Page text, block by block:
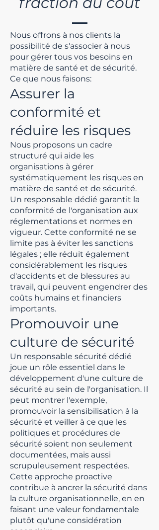
Nous offrons à nos clients la
possibilité de s'associer à nous
pour gérer tous vos besoins en
matière de santé et de sécurité.
Ce que nous faisons:
Assurer la
conformité et
réduire les risques
Nous proposons un cadre
structuré qui aide les
organisations à gérer
systématiquement les risques en
matière de santé et de sécurité.
Un responsable dédié garantit la
conformité de l'organisation aux
réglementations et normes en
vigueur. Cette conformité ne se
limite pas à éviter les sanctions
légales ; elle réduit également
considérablement les risques
d'accidents et de blessures au
travail, qui peuvent engendrer des
coûts humains et financiers
importants.
Promouvoir une
culture de sécurité
Un responsable sécurité dédié
joue un rôle essentiel dans le
développement d'une culture de
sécurité au sein de l'organisation. Il
peut montrer l'exemple,
promouvoir la sensibilisation à la
sécurité et veiller à ce que les
politiques et procédures de
sécurité soient non seulement
documentées, mais aussi
scrupuleusement respectées.
Cette approche proactive
contribue à ancrer la sécurité dans
la culture organisationnelle, en en
faisant une valeur fondamentale
plutôt qu'une considération